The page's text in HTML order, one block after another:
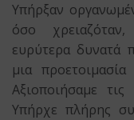
Υπήρξαν
όσο
ευρύτερα δυνατά
μια
Αξιοποιήσαμε
Υπήρχε πλήρης